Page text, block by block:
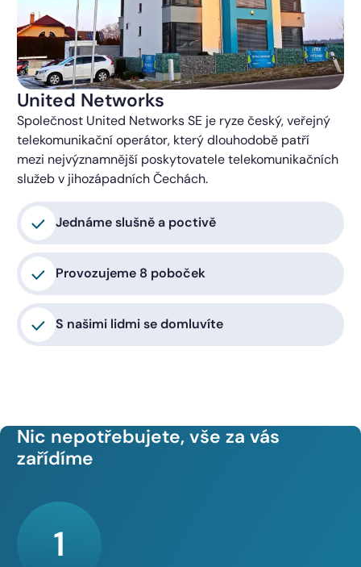
United Networks
Společnost United Networks SE je ryze český, veřejný
telekomunikační operátor, který dlouhodobě patří
mezi nejvýznamnější poskytovatele telekomunikačních
služeb v jihozápadních Čechách.
Jednáme slušně a poctivě
Provozujeme 8 poboček
S našimi lidmi se domluvíte
Nic nepotřebujete, vše za vás
zařídíme
1